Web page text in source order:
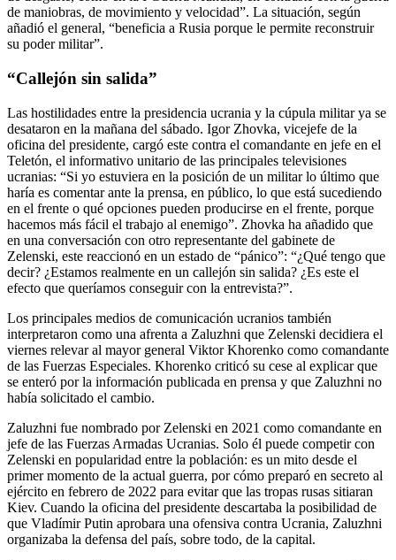
de maniobras, de movimiento y velocidad”. La situación, según
añadió el general, “beneficia a Rusia porque le permite reconstruir
su poder militar”.
“Callejón sin salida”
Las hostilidades entre la presidencia ucrania y la cúpula militar ya se
desataron en la mañana del sábado. Igor Zhovka, vicejefe de la
oficina del presidente, cargó este contra el comandante en jefe en el
Teletón, el informativo unitario de las principales televisiones
ucranias: “Si yo estuviera en la posición de un militar lo último que
haría es comentar ante la prensa, en público, lo que está sucediendo
en el frente o qué opciones pueden producirse en el frente, porque
hacemos más fácil el trabajo al enemigo”. Zhovka ha añadido que
en una conversación con otro representante del gabinete de
Zelenski, este reaccionó en un estado de “pánico”: “¿Qué tengo que
decir? ¿Estamos realmente en un callejón sin salida? ¿Es este el
efecto que queríamos conseguir con la entrevista?”.
Los principales medios de comunicación ucranios también
interpretaron como una afrenta a Zaluzhni que Zelenski decidiera el
viernes relevar al mayor general Viktor Khorenko como comandante
de las Fuerzas Especiales. Khorenko criticó su cese al explicar que
se enteró por la información publicada en prensa y que Zaluzhni no
había solicitado el cambio.
Zaluzhni fue nombrado por Zelenski en 2021 como comandante en
jefe de las Fuerzas Armadas Ucranias. Solo él puede competir con
Zelenski en popularidad entre la población: es un mito desde el
primer momento de la actual guerra, por cómo preparó en secreto al
ejército en febrero de 2022 para evitar que las tropas rusas sitiaran
Kiev. Cuando la oficina del presidente descartaba la posibilidad de
que Vladímir Putin aprobara una ofensiva contra Ucrania, Zaluzhni
organizaba la defensa del país, sobre todo, de la capital.